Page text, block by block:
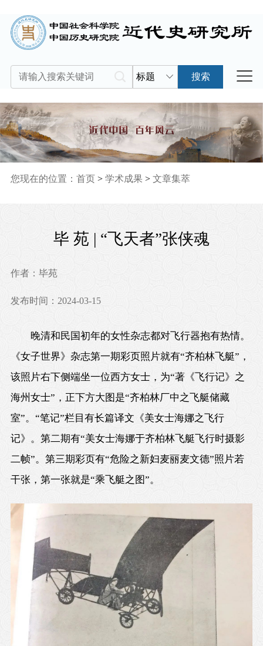
标题 搜索
您现在的位置： 首页> 学术成果> 文章集萃
毕 苑 | “飞天者”张侠魂
作者：毕苑
发布时间：2024-03-15
晚清和民国初年的女性杂志都对飞行器抱有热情。
《女子世界》杂志第一期彩页照片就有“齐柏林飞艇”，
该照片右下侧端坐一位西方女士，为“著《飞行记》之
海州女士”，正下方大图是“齐柏林厂中之飞艇储藏
室”。“笔记”栏目有长篇译文《美女士海娜之飞行
记》。第二期有“美女士海娜于齐柏林飞艇飞行时摄影
二帧”。第三期彩页有“危险之新妇麦丽麦文德”照片若
干张，第一张就是“乘飞艇之图”。